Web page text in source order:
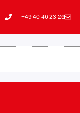
+49 40 46 23 26